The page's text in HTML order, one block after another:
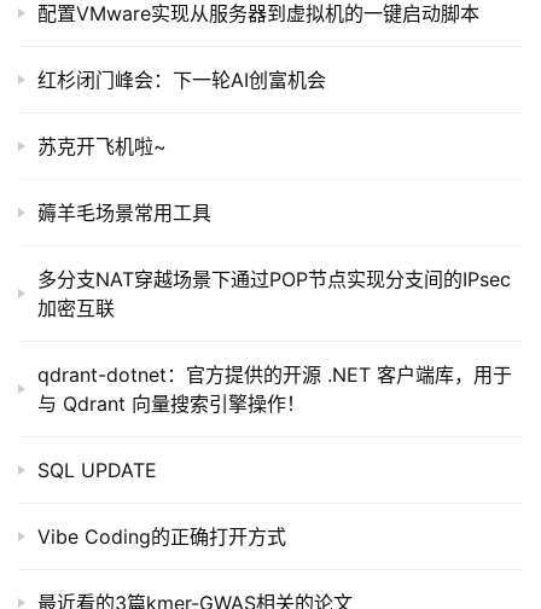
配置VMware实现从服务器到虚拟机的一键启动脚本
红杉闭门峰会：下一轮AI创富机会
苏克开飞机啦~
薅羊毛场景常用工具
多分支NAT穿越场景下通过POP节点实现分支间的IPsec
加密互联
qdrant-dotnet：官方提供的开源 .NET 客户端库，用于
与 Qdrant 向量搜索引擎操作！
SQL UPDATE
Vibe Coding的正确打开方式
最近看的3篇kmer-GWAS相关的论文